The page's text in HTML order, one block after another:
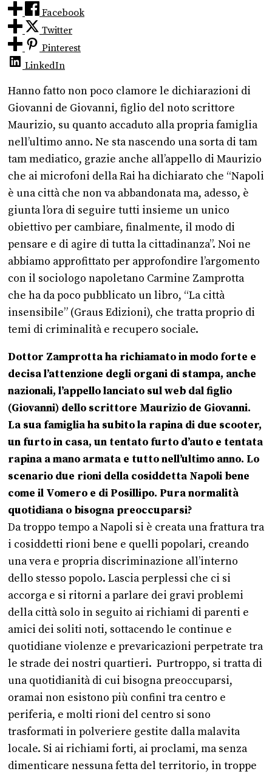
Facebook
Twitter
Pinterest
LinkedIn
Hanno fatto non poco clamore le dichiarazioni di
Giovanni de Giovanni, figlio del noto scrittore
Maurizio, su quanto accaduto alla propria famiglia
nell’ultimo anno. Ne sta nascendo una sorta di tam
tam mediatico, grazie anche all’appello di Maurizio
che ai microfoni della Rai ha dichiarato che “Napoli
è una città che non va abbandonata ma, adesso, è
giunta l’ora di seguire tutti insieme un unico
obiettivo per cambiare, finalmente, il modo di
pensare e di agire di tutta la cittadinanza”. Noi ne
abbiamo approfittato per approfondire l’argomento
con il sociologo napoletano Carmine Zamprotta
che ha da poco pubblicato un libro, “La città
insensibile” (Graus Edizioni), che tratta proprio di
temi di criminalità e recupero sociale.
Dottor Zamprotta ha richiamato in modo forte e
decisa l’attenzione degli organi di stampa, anche
nazionali, l’appello lanciato sul web dal figlio
(Giovanni) dello scrittore Maurizio de Giovanni.
La sua famiglia ha subito la rapina di due scooter,
un furto in casa, un tentato furto d’auto e tentata
rapina a mano armata e tutto nell’ultimo anno. Lo
scenario due rioni della cosiddetta Napoli bene
come il Vomero e di Posillipo. Pura normalità
quotidiana o bisogna preoccuparsi?
Da troppo tempo a Napoli si è creata una frattura tra
i cosiddetti rioni bene e quelli popolari, creando
una vera e propria discriminazione all’interno
dello stesso popolo. Lascia perplessi che ci si
accorga e si ritorni a parlare dei gravi problemi
della città solo in seguito ai richiami di parenti e
amici dei soliti noti, sottacendo le continue e
quotidiane violenze e prevaricazioni perpetrate tra
le strade dei nostri quartieri. Purtroppo, si tratta di
una quotidianità di cui bisogna preoccuparsi,
oramai non esistono più confini tra centro e
periferia, e molti rioni del centro si sono
trasformati in polveriere gestite dalla malavita
locale. Si ai richiami forti, ai proclami, ma senza
dimenticare nessuna fetta del territorio, in troppe